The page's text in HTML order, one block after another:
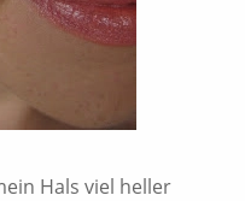
Hals viel heller